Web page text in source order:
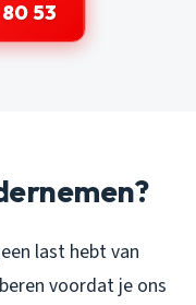
53
last hebt van
voordat je ons